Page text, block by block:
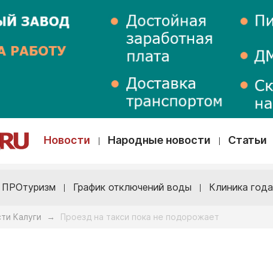
Новости Народные новости Статьи
ПРОтуризм График отключений воды Клиника года
Калуги → Проезд на такси пока не подорожает